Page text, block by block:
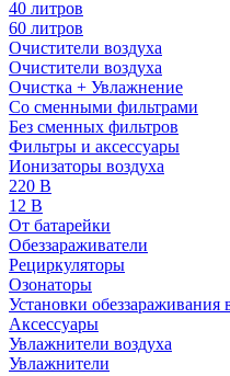
40 литров
60 литров
Очистители воздуха
Очистители воздуха
Очистка + Увлажнение
Cо сменными фильтрами
Без сменных фильтров
Фильтры и аксессуары
Ионизаторы воздуха
220 В
12 В
От батарейки
Обеззараживатели
Рециркуляторы
Озонаторы
Установки обеззараживания
Аксессуары
Увлажнители воздуха
Увлажнители